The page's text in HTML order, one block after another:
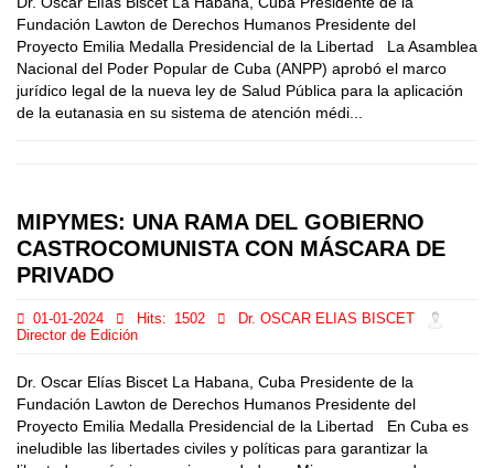
Fundación Lawton de Derechos Humanos Presidente del
Proyecto Emilia Medalla Presidencial de la Libertad La Asamblea
Nacional del Poder Popular de Cuba (ANPP) aprobó el marco
jurídico legal de la nueva ley de Salud Pública para la aplicación
de la eutanasia en su sistema de atención médi...
MIPYMES: UNA RAMA DEL GOBIERNO
CASTROCOMUNISTA CON MÁSCARA DE
PRIVADO
01-01-2024 Hits: 1502
Dr. OSCAR ELIAS BISCET
Director de Edición
Dr. Oscar Elías Biscet La Habana, Cuba Presidente de la
Fundación Lawton de Derechos Humanos Presidente del
Proyecto Emilia Medalla Presidencial de la Libertad En Cuba es
ineludible las libertades civiles y políticas para garantizar la